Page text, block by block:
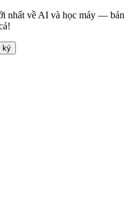
nhất về AI và học máy — bản
ký